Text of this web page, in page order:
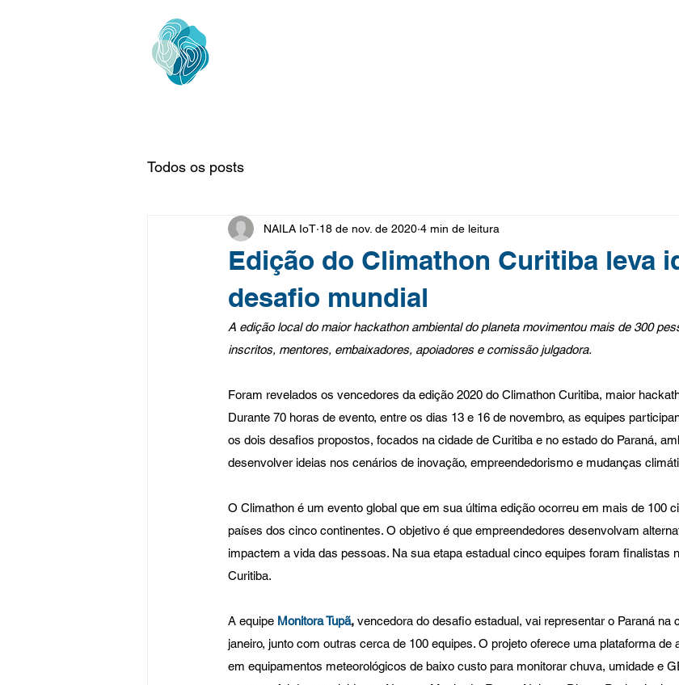
Todos os posts
Edição do Climathon Curitiba leva
desafio mundial
NAILA IoT 18 de nov. de 2020 4 min de leitura
A edição local do maior hackathon ambiental do planeta movimentou mais de 300
inscritos, mentores, embaixadores, apoiadores e comissão julgadora.
Foram revelados os vencedores da edição 2020 do Climathon Curitiba, maior
Durante 70 horas de evento, entre os dias 13 e 16 de novembro, as equipes
os dois desafios propostos, focados na cidade de Curitiba e no estado do Paraná,
desenvolver ideias nos cenários de inovação, empreendedorismo e mudanças
O Climathon é um evento global que em sua última edição ocorreu em mais de 100
países dos cinco continentes. O objetivo é que empreendedores desenvolvam
impactem a vida das pessoas. Na sua etapa estadual cinco equipes foram finalistas
Curitiba.
A equipe Monitora Tupã, vencedora do desafio estadual, vai representar o Paraná na
janeiro, junto com outras cerca de 100 equipes. O projeto oferece uma plataforma
em equipamentos meteorológicos de baixo custo para monitorar chuva, umidade e